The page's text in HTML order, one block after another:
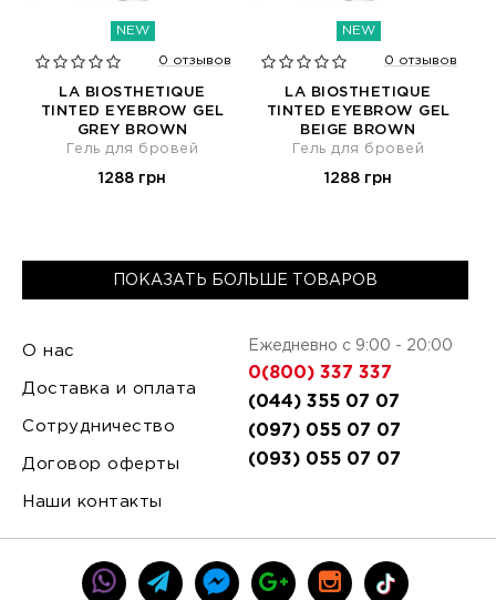
NEW
0 отзывов
LA BIOSTHETIQUE
TINTED EYEBROW GEL
GREY BROWN
Гель для бровей
1288 грн
NEW
0 отзывов
LA BIOSTHETIQUE
TINTED EYEBROW GEL
BEIGE BROWN
Гель для бровей
1288 грн
ПОКАЗАТЬ БОЛЬШЕ ТОВАРОВ
О нас
Доставка и оплата
Сотрудничество
Договор оферты
Наши контакты
Ежедневно с 9:00 - 20:00
0(800) 337 337
(044) 355 07 07
(097) 055 07 07
(093) 055 07 07